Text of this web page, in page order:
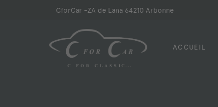
CforCar -ZA de Lana 64210 Arbonne
ACCUEIL